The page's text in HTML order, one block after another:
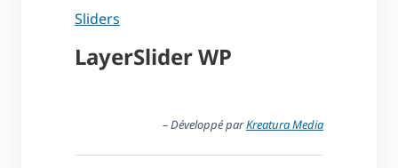
Sliders
LayerSlider WP
– Développé parKreatura Media